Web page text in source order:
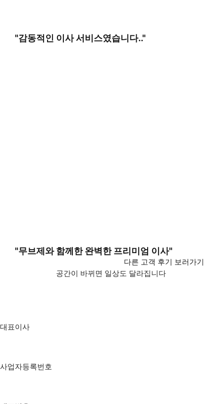
"감동적인 이사 서비스였습니다.."
"무브제와 함께한 완벽한 프리미엄 이사"
다른 고객 후기 보러가기
공간이 바뀌면 일상도 달라집니다
대표이사
사업자등록번호